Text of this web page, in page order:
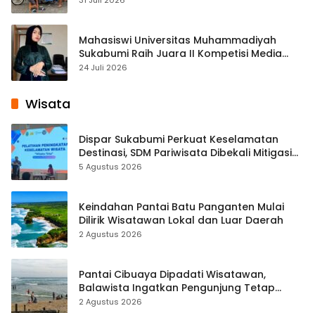
Mahasiswi Universitas Muhammadiyah
Sukabumi Raih Juara II Kompetisi Media
Pembelajaran Digital Tingkat Internasional
24 Juli 2026
Wisata
Dispar Sukabumi Perkuat Keselamatan
Destinasi, SDM Pariwisata Dibekali Mitigasi
hingga Teknik Evakuasi
5 Agustus 2026
Keindahan Pantai Batu Panganten Mulai
Dilirik Wisatawan Lokal dan Luar Daerah
2 Agustus 2026
Pantai Cibuaya Dipadati Wisatawan,
Balawista Ingatkan Pengunjung Tetap
Waspada
2 Agustus 2026